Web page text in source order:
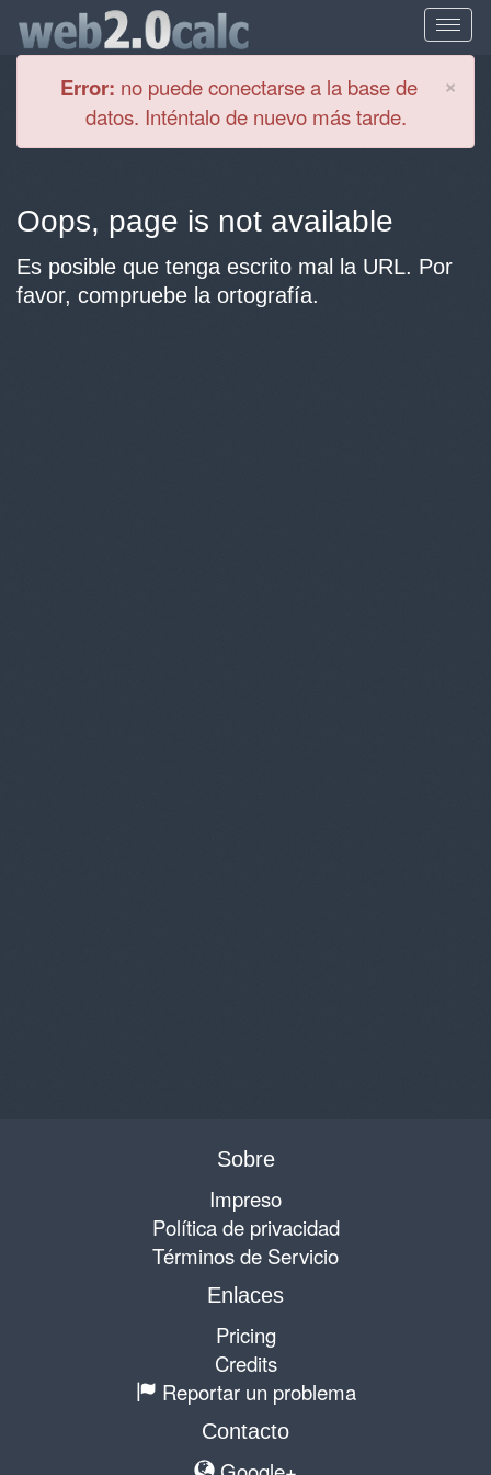
×
Error: no puede conectarse a la base de
datos. Inténtalo de nuevo más tarde.
Oops, page is not available
Es posible que tenga escrito mal la URL. Por
favor, compruebe la ortografía.
Sobre
Impreso
Política de privacidad
Términos de Servicio
Enlaces
Pricing
Credits
Reportar un problema
Contacto